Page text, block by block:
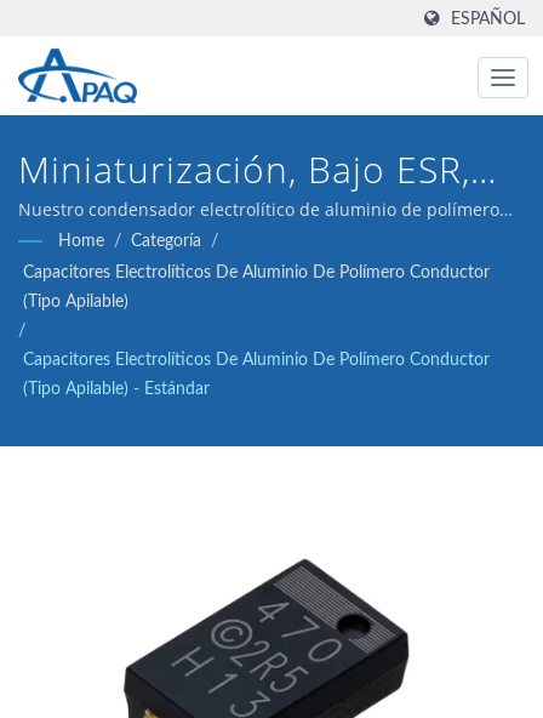
ESPAÑOL
Miniaturización, Bajo ESR,
Alta Temperatura, Larga Vida
Nuestro condensador electrolítico de aluminio de polímero
conductivo de 2V 470μF ESR 4.5 está diseñado para cumplir
con los convertidores DC-DC, reguladores de voltaje y
aplicaciones de desacoplamiento.
Home / Categoría
/
Capacitores Electrolíticos De Aluminio De Polímero Conductor
(tipo Apilable)
/
Capacitores Electrolíticos De Aluminio De Polímero Conductor
(tipo Apilable) - Estándar